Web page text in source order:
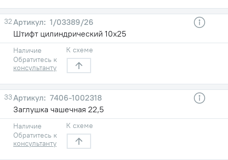
32
1/03389/26
Штифт цилиндрический 10х25
Наличие
Обратитесь к
консультанту
К схеме
33
7406-1002318
Заглушка чашечная 22,5
Наличие
Обратитесь к
консультанту
К схеме